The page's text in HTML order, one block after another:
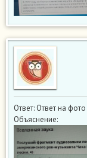
Ответ: Ответ на фото
Объяснение: